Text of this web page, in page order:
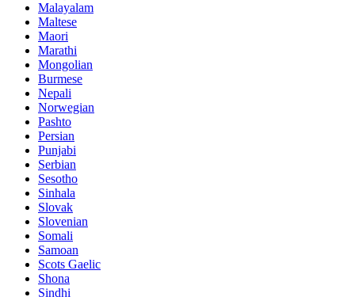
Malayalam
Maltese
Maori
Marathi
Mongolian
Burmese
Nepali
Norwegian
Pashto
Persian
Punjabi
Serbian
Sesotho
Sinhala
Slovak
Slovenian
Somali
Samoan
Scots Gaelic
Shona
Sindhi